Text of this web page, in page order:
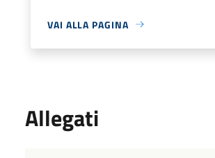
VAI ALLA PAGINA
Allegati